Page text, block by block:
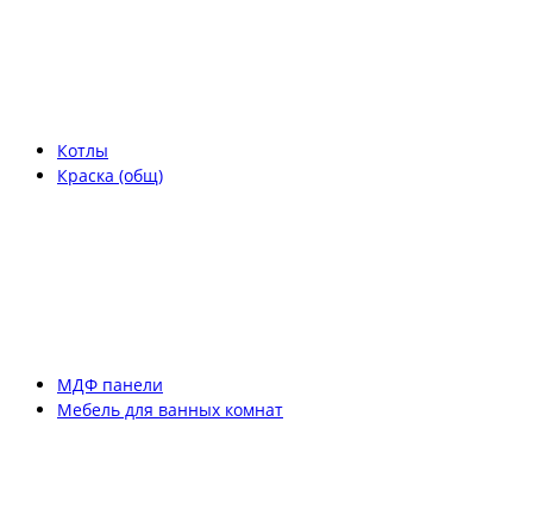
Котлы
Краска (общ)
МДФ панели
Мебель для ванных комнат